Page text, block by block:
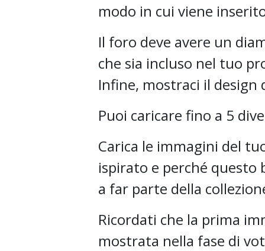
modo in cui viene
Il foro deve avere un
che sia incluso nel tuo
Infine, mostraci il design
Puoi caricare fino a 5
Carica le immagini del
ispirato e perché questo
a far parte della
Ricordati che la prima
mostrata nella fase di